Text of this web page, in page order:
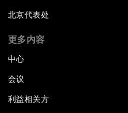
北京代表处
更多内容
中心
会议
利益相关方